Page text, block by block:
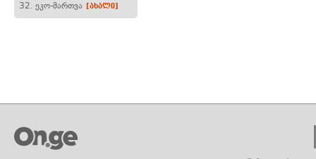
32. ეკო-მართვა [ახალი]